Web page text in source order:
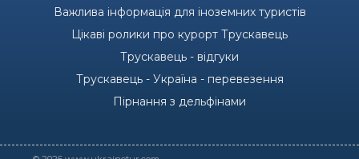
Важлива інформація для іноземних туристів
Цікаві ролики про курорт Трускавець
Трускавець - відгуки
Трускавець - Україна - перевезення
Пірнання з дельфінами